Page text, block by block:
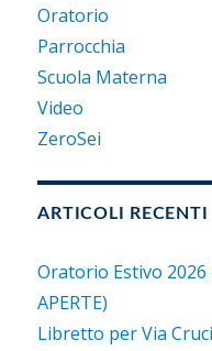
Oratorio
Parrocchia
Scuola Materna
Video
ZeroSei
ARTICOLI RECENTI
Oratorio Estivo 2026
APERTE)
Libretto per Via